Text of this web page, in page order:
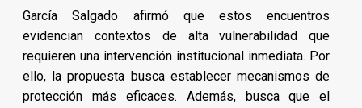
García Salgado afirmó que estos encuentros
evidencian contextos de alta vulnerabilidad que
requieren una intervención institucional inmediata. Por
ello, la propuesta busca establecer mecanismos de
protección más eficaces. Además, busca que el